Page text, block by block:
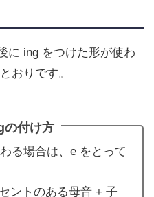
に ing をつけた形が使わ
おりです。
の付け方
る場合は、e をとって
ントのある母音 + 子